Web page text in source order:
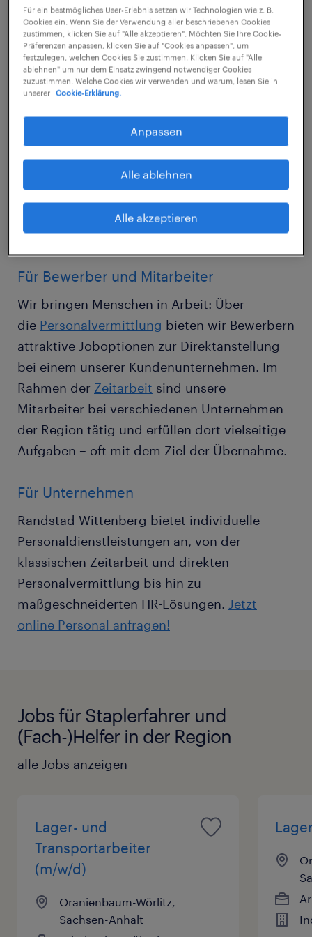
In Wittenberg und den dazugehörigen
Einzugsgebieten haben wir eine vielfältige
Kundenstruktur, u. a. Unternehmen aus der
Lebensmittelindustrie, Logistik, Metallbau,
Fahrzeugbau, chemischen Industrie,
gewerbliche Unternehmen sowie öffentliche
Einrichtungen und Behörden. Wir
beschäftigen Facharbeiter, Helfer,
kaufmännisches Personal, Mitarbeiter im
medizinischen und sozialen Bereich sowie im
Dienstleistungssektor.
Für Bewerber und Mitarbeiter
Wir bringen Menschen in Arbeit: Über
die Personalvermittlung bieten wir Bewerbern
attraktive Joboptionen zur Direktanstellung
bei einem unserer Kundenunternehmen. Im
Rahmen der Zeitarbeit sind unsere
Mitarbeiter bei verschiedenen Unternehmen
der Region tätig und erfüllen dort vielseitige
Aufgaben – oft mit dem Ziel der Übernahme.
Für Unternehmen
Randstad Wittenberg bietet individuelle
Personaldienstleistungen an, von der
klassischen Zeitarbeit und direkten
Personalvermittlung bis hin zu
maßgeschneiderten HR-Lösungen. Jetzt
online Personal anfragen!
Jobs für Staplerfahrer und
(Fach-)Helfer in der Region
alle Jobs anzeigen
Lager- und
Transportarbeiter
(m/w/d)
Oranienbaum-Wörlitz,
Sachsen-Anhalt
Für ein bestmögliches User-Erlebnis setzen wir Technologien wie z. B.
Cookies ein. Wenn Sie der Verwendung aller beschriebenen Cookies
zustimmen, klicken Sie auf "Alle akzeptieren". Möchten Sie Ihre Cookie-
Präferenzen anpassen, klicken Sie auf "Cookies anpassen", um
festzulegen, welchen Cookies Sie zustimmen. Klicken Sie auf "Alle
ablehnen" um nur dem Einsatz zwingend notwendiger Cookies
zuzustimmen. Welche Cookies wir verwenden und warum, lesen Sie in
unserer
Cookie-Erklärung.
Anpassen
Alle ablehnen
Alle akzeptieren